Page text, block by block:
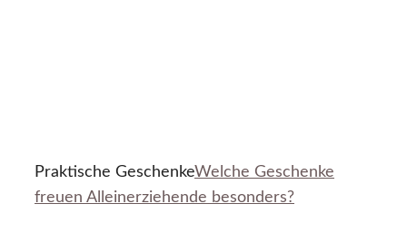
Praktische GeschenkeWelche Geschenke
freuen Alleinerziehende besonders?